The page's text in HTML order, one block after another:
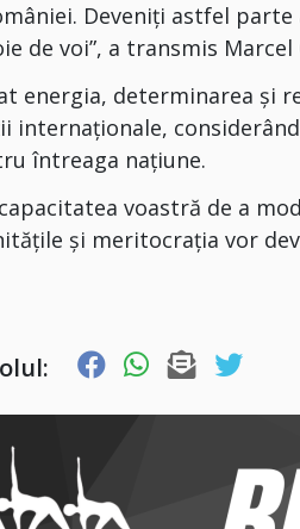
Deveniți astfel
de voi”, a transmis
energia, determinarea
internaționale,
întreaga națiune.
voastră de a
și meritocrația vor